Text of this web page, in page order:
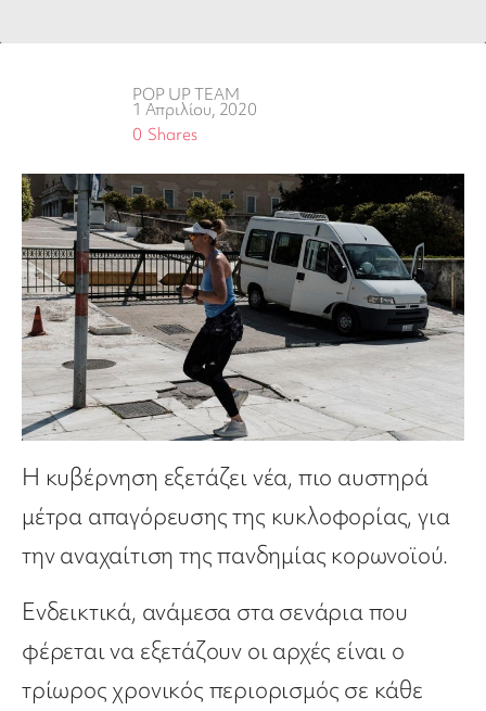
POP UP TEAM
1 Απριλίου, 2020
Shares
0
Η κυβέρνηση εξετάζει νέα, πιο αυστηρά
μέτρα απαγόρευσης της κυκλοφορίας, για
την αναχαίτιση της πανδημίας κορωνοϊού.
Ενδεικτικά, ανάμεσα στα σενάρια που
φέρεται να εξετάζουν οι αρχές είναι ο
τρίωρος χρονικός περιορισμός σε κάθε